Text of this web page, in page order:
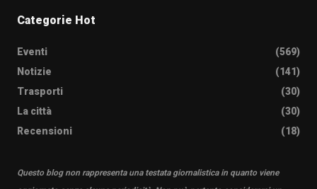
Categorie Hot
Eventi
(569)
Notizie
(141)
Trasporti
(30)
La città
(30)
Recensioni
(18)
Questo blog non rappresenta una testata giornalistica in quanto viene